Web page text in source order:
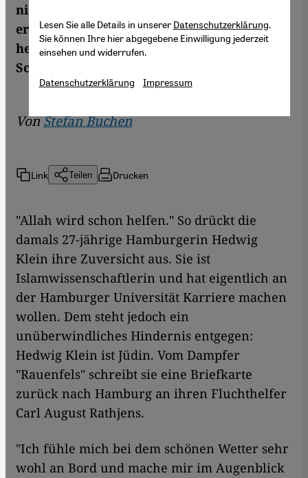
nicht: Klein wird 1942 in Auschwitz
ermordet. Das Wörterbuch aber ist bis
heute ein Renner – ohne Verweis auf das
Schicksal Kleins. Von Stefan Buchen
VonStefan Buchen
Link Teilen Drucken
"Allah wird schon helfen." So drückt die
damals 27-jährige Hamburgerin Hedwig
Klein ihre Zuversicht aus. Sie ist
Islamwissenschaftlerin und hat eigentlich an
der Hamburger Universität Karriere machen
wollen. Dem steht jedoch ein
unüberwindliches Hindernis entgegen:
Hedwig Klein ist Jüdin. Vom Dampfer
"Rauenfels" schreibt sie eine Briefkarte
zurück nach Hamburg an ihren Fluchthelfer
Carl August Rathjens.
"Ich fühle mich bei dem schönen Wetter sehr
wohl an Bord und mache mir im Augenblick
Lesen Sie alle Details in unserer Datenschutzerklärung.
Sie können Ihre hier abgegebene Einwilligung jederzeit
einsehen und widerrufen.
Datenschutzerklärung Impressum